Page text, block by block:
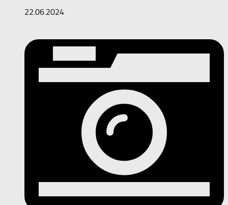
22.06.2024